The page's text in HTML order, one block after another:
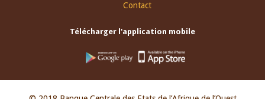
Contact
Télécharger l'application mobile